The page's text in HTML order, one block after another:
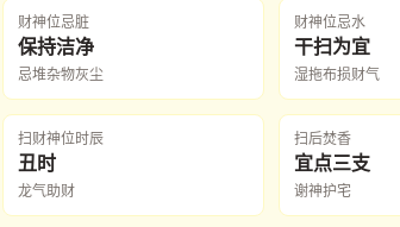
财神位忌脏
保持洁净
忌堆杂物灰尘
财神位忌水
干扫为宜
湿拖布损财气
扫财神位时辰
丑时
龙气助财
扫后焚香
宜点三支
谢神护宅